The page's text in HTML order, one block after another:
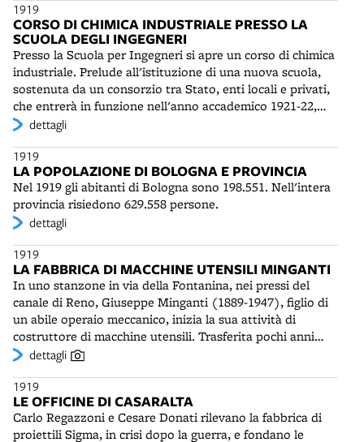
Arcivescovile. Composto da un’officina di sollevamento,
un serbatoio pensile e la rete di distribuzione,
l'Acquedotto dell'Osservanza è iniziato nel 1916 e
inaugurato nel 1919. Verrà in seguito esteso e modificato
fino al 1934.
1919
CORSO DI CHIMICA INDUSTRIALE PRESSO LA
SCUOLA DEGLI INGEGNERI
Presso la Scuola per Ingegneri si apre un corso di chimica
industriale. Prelude all'istituzione di una nuova scuola,
sostenuta da un consorzio tra Stato, enti locali e privati,
che entrerà in funzione nell'anno accademico 1921-22,
sotto la direzione del prof. Mario Giacomo Levi (1878-
dettagli
1919
LA POPOLAZIONE DI BOLOGNA E PROVINCIA
Nel 1919 gli abitanti di Bologna sono 198.551. Nell'intera
provincia risiedono 629.558 persone.
dettagli
1919
LA FABBRICA DI MACCHINE UTENSILI MINGANTI
In uno stanzone in via della Fontanina, nei pressi del
canale di Reno, Giuseppe Minganti (1889-1947), figlio di
un abile operaio meccanico, inizia la sua attività di
costruttore di macchine utensili. Trasferita pochi anni
dopo in via Ferrarese, la Minganti diviene concorrente ed
Calzoni e la Barbieri. Le macchine utensili (trapani, torni,
fresatrici, ecc.), prodotte soprattutto per la Fiat e la Riv,
costituiscono gli strumenti di base delle officine e delle
imprese meccaniche. Negli anni Venti il tornio idraulico
dettagli
1919
LE OFFICINE DI CASARALTA
Carlo Regazzoni e Cesare Donati rilevano la fabbrica di
proiettili Sigma, in crisi dopo la guerra, e fondano le